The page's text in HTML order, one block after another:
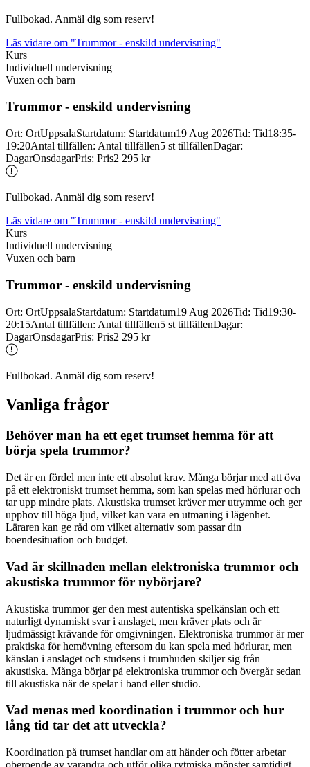
Fullbokad. Anmäl dig som reserv!
Läs vidare om "Trummor - enskild undervisning"
Kurs
Individuell undervisning
Vuxen och barn
Trummor - enskild undervisning
Ort: OrtUppsalaStartdatum: Startdatum19 Aug 2026Tid: Tid18:35-
19:20Antal tillfällen: Antal tillfällen5 st tillfällenDagar:
DagarOnsdagarPris: Pris2 295 kr
Fullbokad. Anmäl dig som reserv!
Läs vidare om "Trummor - enskild undervisning"
Kurs
Individuell undervisning
Vuxen och barn
Trummor - enskild undervisning
Ort: OrtUppsalaStartdatum: Startdatum19 Aug 2026Tid: Tid19:30-
20:15Antal tillfällen: Antal tillfällen5 st tillfällenDagar:
DagarOnsdagarPris: Pris2 295 kr
Fullbokad. Anmäl dig som reserv!
Vanliga frågor
Behöver man ha ett eget trumset hemma för att
börja spela trummor?
Det är en fördel men inte ett absolut krav. Många börjar med att öva
på ett elektroniskt trumset hemma, som kan spelas med hörlurar och
tar upp mindre plats. Akustiska trumset kräver mer utrymme och ger
upphov till höga ljud, vilket kan vara en utmaning i lägenhet.
Läraren kan ge råd om vilket alternativ som passar din
boendesituation och budget.
Vad är skillnaden mellan elektroniska trummor och
akustiska trummor för nybörjare?
Akustiska trummor ger den mest autentiska spelkänslan och ett
naturligt dynamiskt svar i anslaget, men kräver plats och är
ljudmässigt krävande för omgivningen. Elektroniska trummor är mer
praktiska för hemövning eftersom du kan spela med hörlurar, men
känslan i anslaget och studsens i trumhuden skiljer sig från
akustiska. Många börjar på elektroniska trummor och övergår sedan
till akustiska när de spelar i band eller studio.
Vad menas med koordination i trummor och hur
lång tid tar det att utveckla?
Koordination på trumset handlar om att händer och fötter arbetar
oberoende av varandra och utför olika rytmiska mönster samtidigt.